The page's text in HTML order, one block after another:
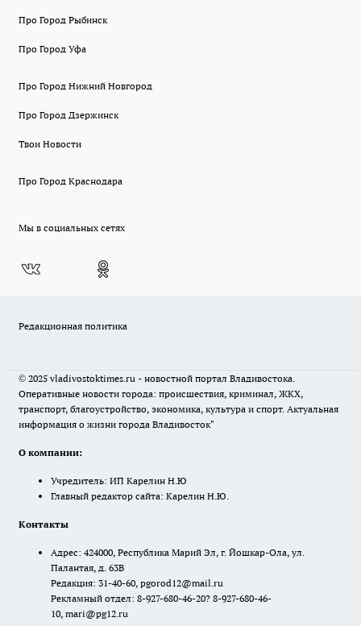
Про Город Рыбинск
Про Город Уфа
Про Город Нижний Новгород
Про Город Дзержинск
Твои Новости
Про Город Краснодара
Мы в социальных сетях
Редакционная политика
© 2025 vladivostoktimes.ru - новостной портал Владивостока.
Оперативные новости города: происшествия, криминал, ЖКХ,
транспорт, благоустройство, экономика, культура и спорт. Актуальная
информация о жизни города Владивосток"
О компании:
Учредитель: ИП Карелин Н.Ю
Главный редактор сайта: Карелин Н.Ю.
Контакты
Адрес: 424000, Республика Марий Эл, г. Йошкар-Ола, ул.
Палантая, д. 63В
Редакция: 31-40-60, pgorod12@mail.ru
Рекламный отдел: 8-927-680-46-20? 8-927-680-46-
10, mari@pg12.ru